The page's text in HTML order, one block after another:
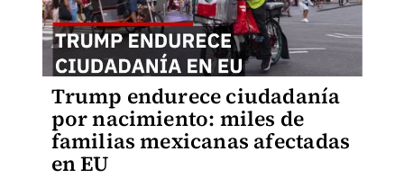
Trump endurece ciudadanía
por nacimiento: miles de
familias mexicanas afectadas
en EU